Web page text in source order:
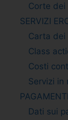
Corte dei
SERVIZI
Carta dei
Class
Costi
Servizi in
Dati sui